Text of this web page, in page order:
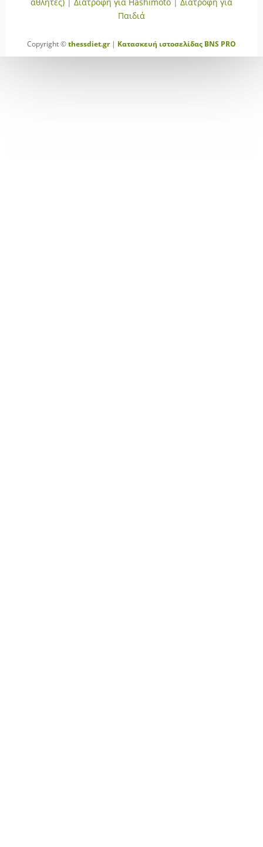
Παιδιά
Copyright ©thessdiet.gr| Κατασκευή ιστοσελίδας BNS PRO